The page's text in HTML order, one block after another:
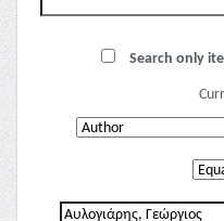
Search only